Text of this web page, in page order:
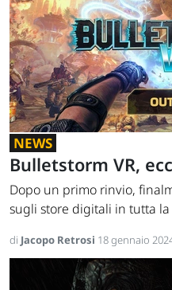
NEWS
Bulletstorm VR,
Dopo un primo rinvio,
sugli store digitali in tutta la
di Jacopo Retrosi 18 gennaio